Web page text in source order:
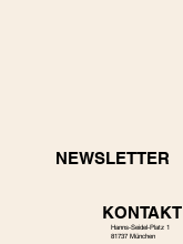
KONTAKT
Hanns-Seidel-Platz 1
81737 München
NEWSLETTER